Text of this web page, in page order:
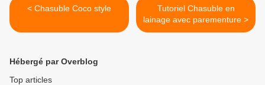
< Chasuble Coco style
Tutoriel Chasuble en
lainage avec parementure >
Hébergé par Overblog
Top articles